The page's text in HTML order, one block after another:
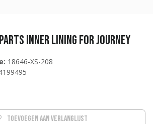
parts Inner lining for Journey
18646-XS-208
Toevoegen aan verlanglijst